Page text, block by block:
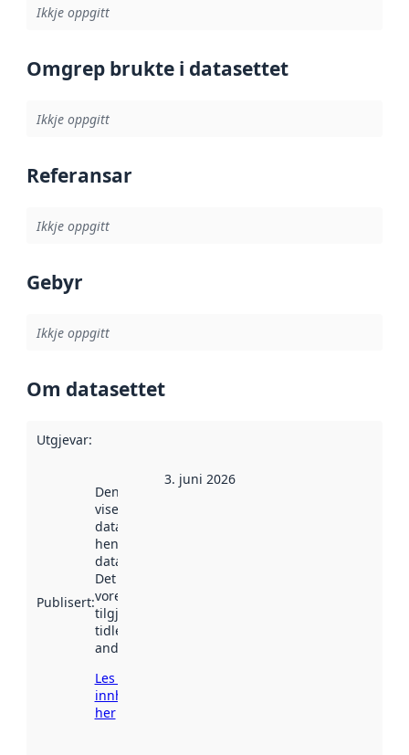
Ikkje oppgitt
Omgrep brukte i datasettet
Ikkje oppgitt
Referansar
Ikkje oppgitt
Gebyr
Ikkje oppgitt
Om datasettet
Utgjevar:
Publisert:
Denne datoen
viser når
datasettet vart
henta inn av
data.norge.no.
Det kan ha
vore
tilgjengeleg
tidlegare
andre stader.
Les meir om
innhenting
her
3. juni 2026